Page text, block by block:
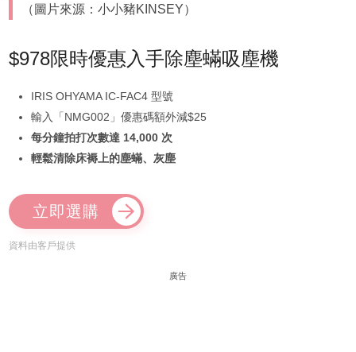
（圖片來源：小小豬KINSEY）
$978限時優惠入手除塵蟎吸塵機
IRIS OHYAMA IC-FAC4 型號
輸入「NMG002」優惠碼額外減$25
每分鐘拍打次數達 14,000 次
輕鬆清除床褥上的塵蟎、灰塵
立即選購
資料由客戶提供
廣告